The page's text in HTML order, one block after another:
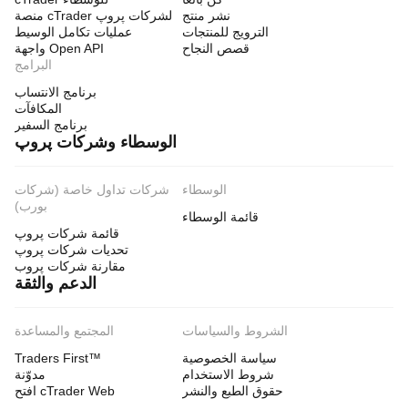
منصة cTrader لشركات پروپ
عمليات تكامل الوسيط
واجهة Open API
نشر منتج
الترويج للمنتجات
قصص النجاح
البرامج
برنامج الانتساب
المكافآت
برنامج السفير
الوسطاء وشركات پروپ
شركات تداول خاصة (شركات
بورب)
قائمة شركات پروپ
تحديات شركات پروپ
مقارنة شركات پروب
الوسطاء
قائمة الوسطاء
الدعم والثقة
المجتمع والمساعدة
Traders First™
مدوّنة
افتح cTrader Web
الشروط والسياسات
سياسة الخصوصية
شروط الاستخدام
حقوق الطبع والنشر